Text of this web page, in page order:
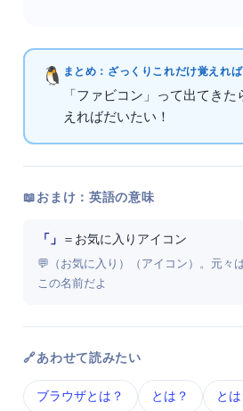
まとめ：ざっくりこれだけ覚えればOK
「ファビコン」って出てきた
えればだいたいOK！
📖 おまけ：英語の意味
「Favorite Icon」 ＝ お気に入りアイコン
💬 Favorite（お気に入り）+ Icon（アイコ
この名前だよ
🔗 あわせて読みたい
ブラウザ とは？ HTML とは？ URL と